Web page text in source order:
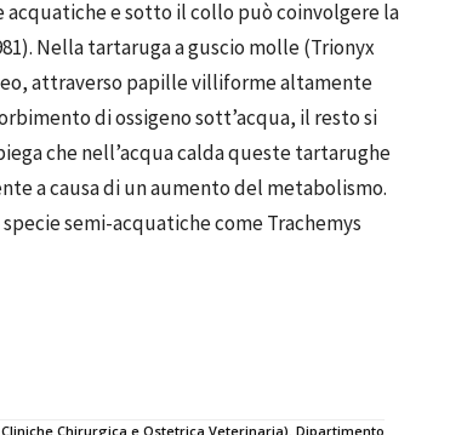
e sotto il collo può coinvolgere la
Nella tartaruga a guscio molle (Trionyx
attraverso papille villiforme altamente
di ossigeno sott’acqua, il resto si
che nell’acqua calda queste tartarughe
a causa di un aumento del metabolismo.
semi-acquatiche come Trachemys
Cliniche Chirurgica e Ostetrica Veterinaria). Dipartimento